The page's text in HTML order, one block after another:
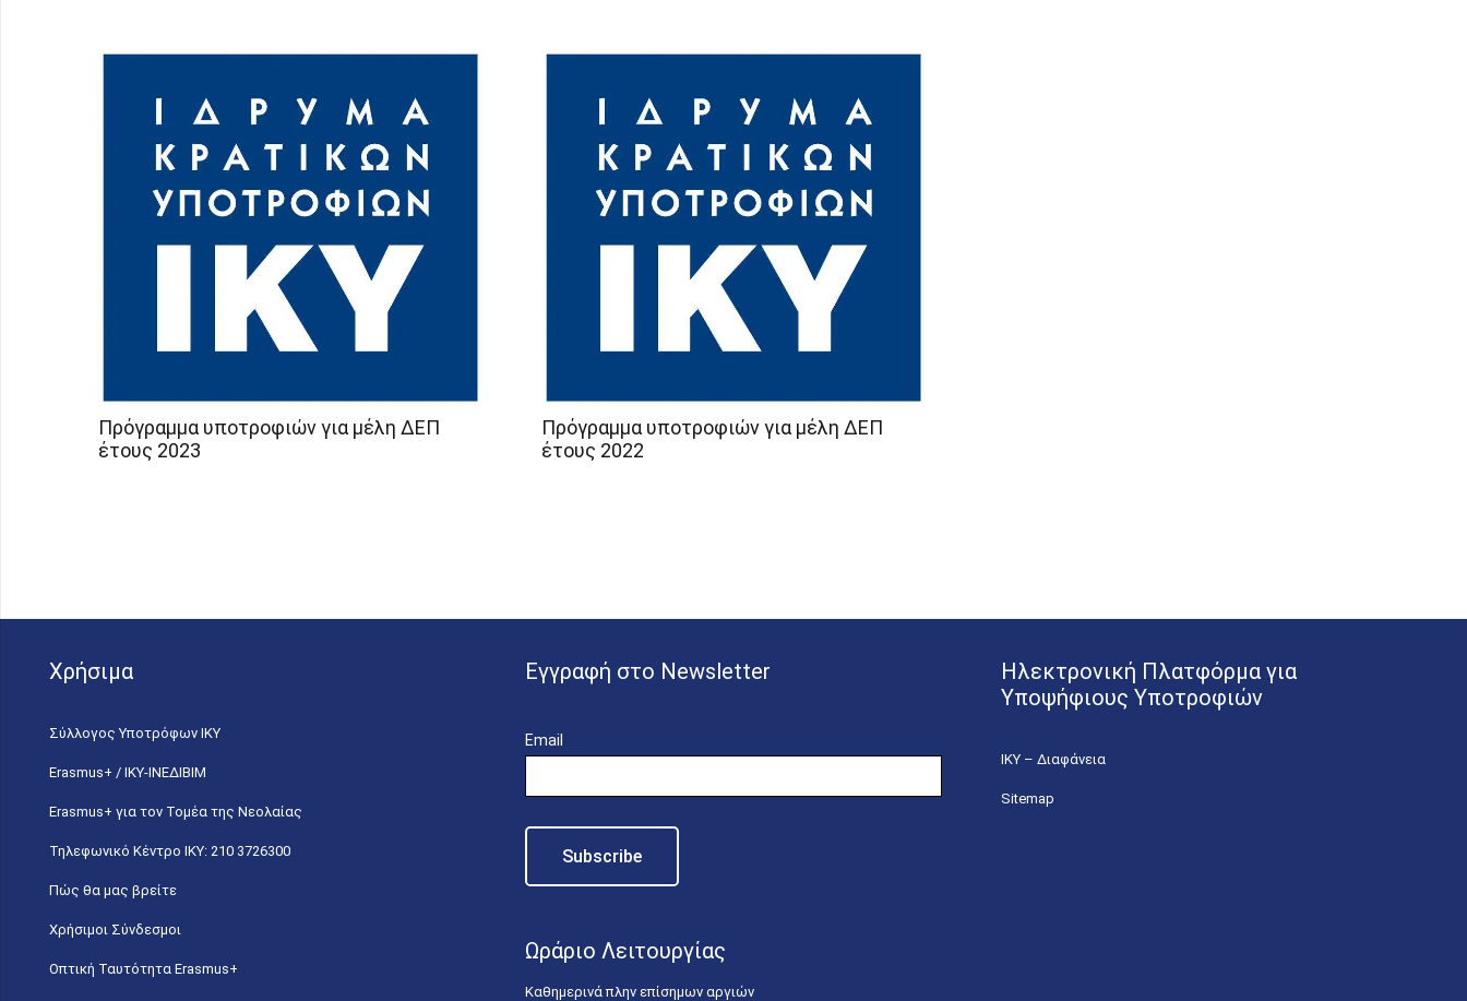
Πρόγραμμα υποτροφιών για μέλη ΔΕΠ
έτους 2023
Πρόγραμμα υποτροφιών για μέλη ΔΕΠ
έτους 2022
Χρήσιμα
Σύλλογος Υποτρόφων ΙΚΥ
Erasmus+ / ΙΚΥ-ΙΝΕΔΙΒΙΜ
Erasmus+ για τον Τομέα της Νεολαίας
Τηλεφωνικό Κέντρο IKY: 210 3726300
Πώς θα μας βρείτε
Χρήσιμοι Σύνδεσμοι
Οπτική Ταυτότητα Erasmus+
Εγγραφή στο Newsletter
Email
Ωράριο Λειτουργίας
Καθημερινά πλην επίσημων αργιών
Ηλεκτρονική Πλατφόρμα για
Υποψήφιους Υποτροφιών
ΙΚΥ – Διαφάνεια
Sitemap